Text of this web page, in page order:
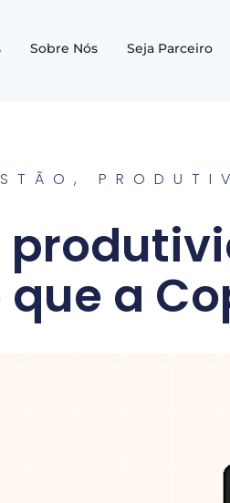
Sobre Nós Seja Parceiro
,
a